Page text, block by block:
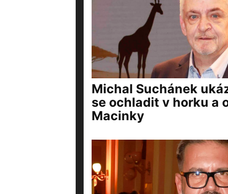
Michal Suchánek
se ochladit v horku a
Macinky